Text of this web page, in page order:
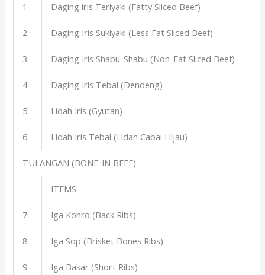
1 Daging iris Teriyaki (Fatty Sliced Beef)
2 Daging Iris Sukiyaki (Less Fat Sliced Beef)
3 Daging Iris Shabu-Shabu (Non-Fat Sliced Beef)
4 Daging Iris Tebal (Dendeng)
5 Lidah Iris (Gyutan)
6 Lidah Iris Tebal (Lidah Cabai Hijau)
TULANGAN (BONE-IN BEEF)
ITEMS
7 Iga Konro (Back Ribs)
8 Iga Sop (Brisket Bones Ribs)
9 Iga Bakar (Short Ribs)